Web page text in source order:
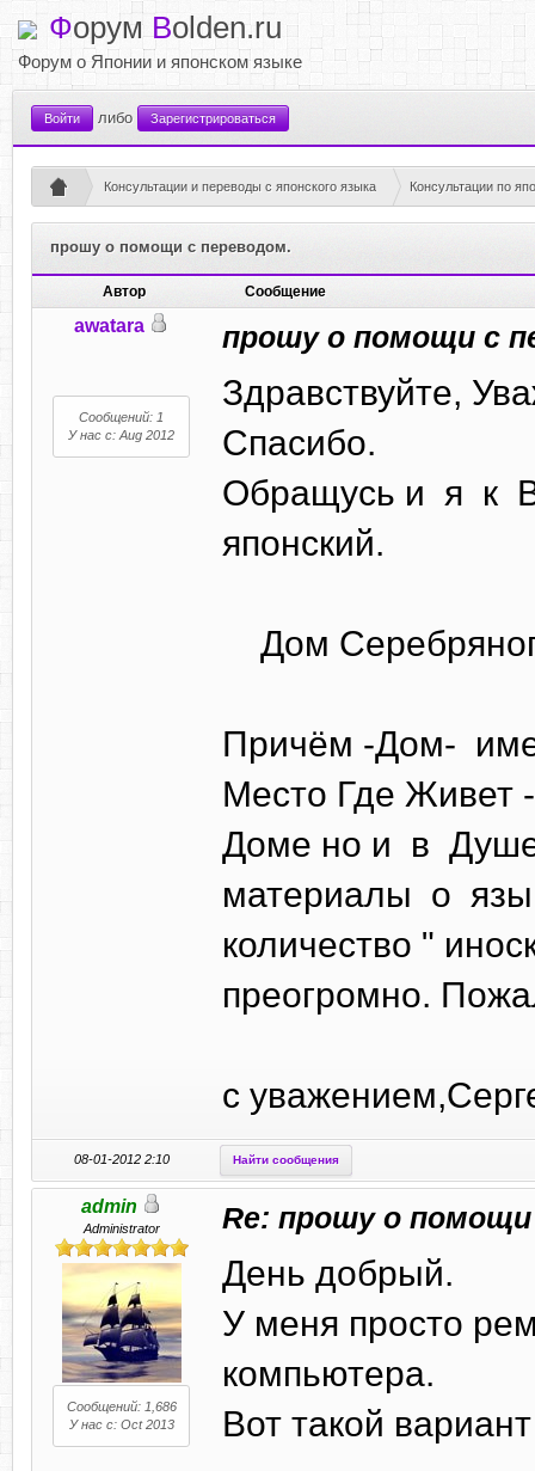
Форум Bolden.ru
Форум о Японии и японском языке
Войти либо Зарегистрироваться
Консультации и переводы с японского языка Консультации по
прошу о помощи с переводом.
Автор Сообщение
awatara
Сообщений: 1
У нас с: Aug 2012
прошу о помощи с
Здравствуйте,
Спасибо.
Обращусь и я к
японский.
Дом
Причём -Дом-
Место Где Живет
Доме но и в Душе
материалы о
количество "
преогромно.
с
08-01-2012 2:10 Найти сообщения
admin
Administrator
Сообщений: 1,686
У нас с: Oct 2013
Re: прошу о помощи
День добрый.
У меня просто
компьютера.
Вот такой